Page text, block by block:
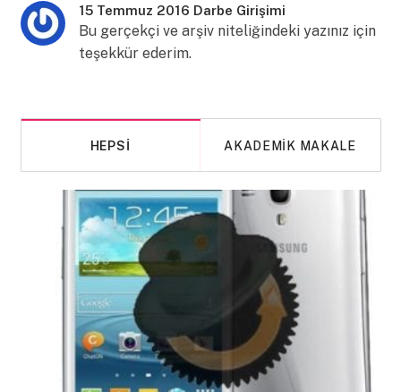
15 Temmuz 2016 Darbe Girişimi
Bu gerçekçi ve arşiv niteliğindeki yazınız için
teşekkür ederim.
HEPSI AKADEMIK MAKALE